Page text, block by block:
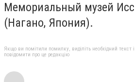
Мемориальный музей
(Нагано, Япония).
Якщо ви помітили помилку, виділіть необхідний текст
повідомити про це редакцію